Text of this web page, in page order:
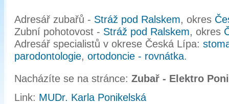
Adresář zubařů - Stráž pod Ralskem, okres
Zubní pohotovost - Stráž pod Ralskem, okres
Adresář specialistů v okrese Česká Lípa:
parodontologie, ortodoncie - rovnátka.
Nacházíte se na stránce: Zubař - Elektro
Link: MUDr. Karla Ponikelská